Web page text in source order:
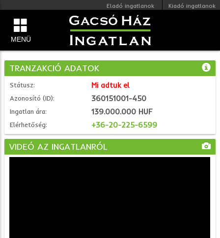
MENÜ
Eladó ingatlanok Kiadó ingatlanok
TRANZAKCIÓ ADATOK
Státusz: Mi adtuk el
Azonosító (ID): 360151001-450
Ingatlan ára: 139.000.000 HUF
Elérhetőség: +36-20-225-6599
VIDEÓ AZ INGATLANRÓL